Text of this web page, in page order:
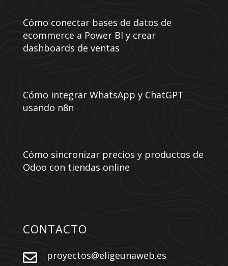
Cómo conectar bases de datos de
ecommerce a Power BI y crear
dashboards de ventas
Cómo integrar WhatsApp y ChatGPT
usando n8n
Cómo sincronizar precios y productos de
Odoo con tiendas online
CONTACTO
 proyectos@eligeunaweb.es